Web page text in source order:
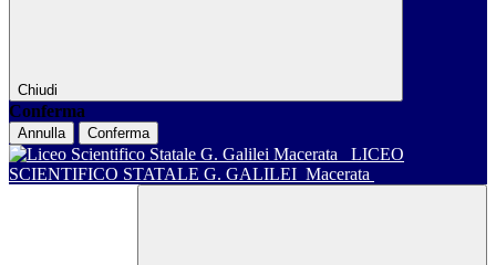
Chiudi
Conferma
Annulla Conferma
LICEO
SCIENTIFICO STATALE G. GALILEI Macerata